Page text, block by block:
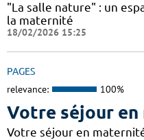
"La salle nature" : un
la maternité
18/02/2026 15:25
PAGES
relevance: 100%
Votre séjour
Votre séjour en